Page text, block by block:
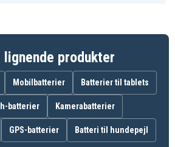
EY3795B
EY6230FQKW
Panasonic
EY6431
Panasonic
EY6431FQKW
Panasonic
EY6432
Panasonic
EY6432FQKW
Panasonic
EY6432NQKW
Panasonic
EY6535GQW
Panasonic
EY6930FQKW
Panasonic
EY6930NQKW
Panasonic Panasonic
lignende produkter
Mobilbatterier Batterier til tablets
batterier Kamerabatterier
GPS-batterier Batteri til hundepejl